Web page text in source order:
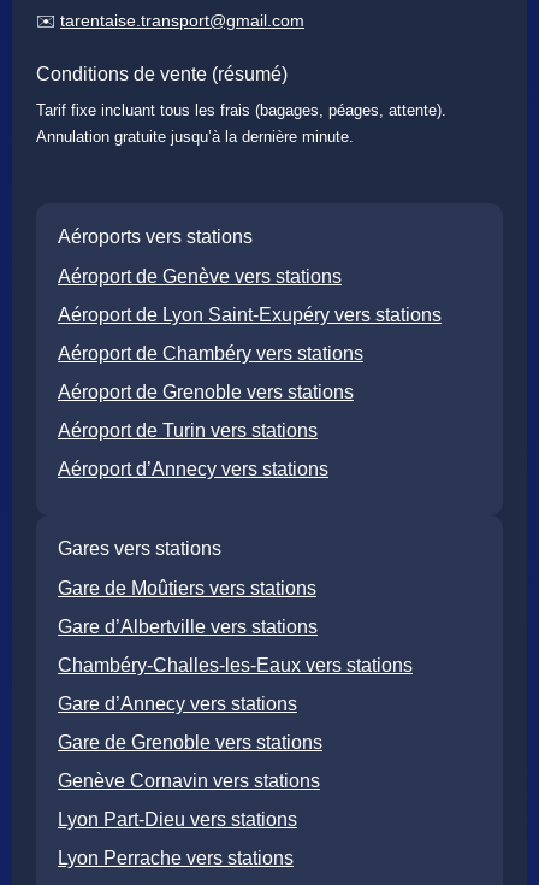
✉️ tarentaise.transport@gmail.com
Conditions de vente (résumé)
Tarif fixe incluant tous les frais (bagages, péages, attente).
Annulation gratuite jusqu’à la dernière minute.
Aéroports vers stations
Aéroport de Genève vers stations
Aéroport de Lyon Saint-Exupéry vers stations
Aéroport de Chambéry vers stations
Aéroport de Grenoble vers stations
Aéroport de Turin vers stations
Aéroport d’Annecy vers stations
Gares vers stations
Gare de Moûtiers vers stations
Gare d’Albertville vers stations
Chambéry-Challes-les-Eaux vers stations
Gare d’Annecy vers stations
Gare de Grenoble vers stations
Genève Cornavin vers stations
Lyon Part-Dieu vers stations
Lyon Perrache vers stations